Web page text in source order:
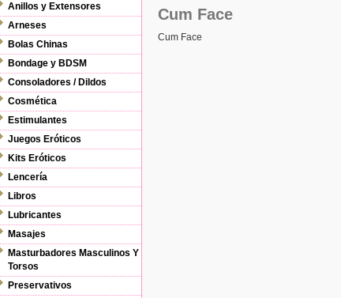
Anillos y Extensores
Arneses
Bolas Chinas
Bondage y BDSM
Consoladores / Dildos
Cosmética
Estimulantes
Juegos Eróticos
Kits Eróticos
Lencería
Libros
Lubricantes
Masajes
Masturbadores Masculinos Y
Torsos
Preservativos
Cum Face
Cum Face